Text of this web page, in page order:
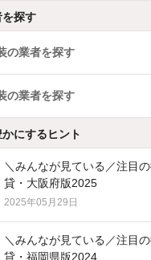
探す
の業者を探す
の業者を探す
にするヒント
＼みんなが見ている／注目
貸・大阪府版2025
2025年05月29日
＼みんなが見ている／注目
貸・福岡県版2024